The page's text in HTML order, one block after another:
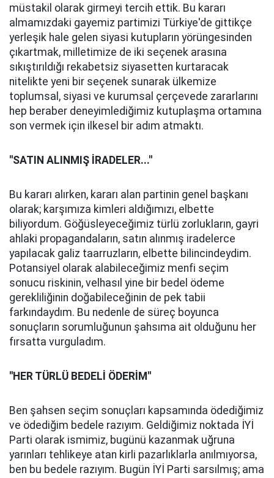
müstakil olarak girmeyi tercih ettik. Bu kararı
almamızdaki gayemiz partimizi Türkiye'de gittikçe
yerleşik hale gelen siyasi kutupların yörüngesinden
çıkartmak, milletimize de iki seçenek arasına
sıkıştırıldığı rekabetsiz siyasetten kurtaracak
nitelikte yeni bir seçenek sunarak ülkemize
toplumsal, siyasi ve kurumsal çerçevede zararlarını
hep beraber deneyimlediğimiz kutuplaşma ortamına
son vermek için ilkesel bir adım atmaktı.
''SATIN ALINMIŞ İRADELER...''
Bu kararı alırken, kararı alan partinin genel başkanı
olarak; karşımıza kimleri aldığımızı, elbette
biliyordum. Göğüsleyeceğimiz türlü zorlukların, gayri
ahlaki propagandaların, satın alınmış iradelerce
yapılacak galiz taarruzların, elbette bilincindeydim.
Potansiyel olarak alabileceğimiz menfi seçim
sonucu riskinin, velhasıl yine bir bedel ödeme
gerekliliğinin doğabileceğinin de pek tabii
farkındaydım. Bu nedenle de süreç boyunca
sonuçların sorumluğunun şahsıma ait olduğunu her
fırsatta vurguladım.
''HER TÜRLÜ BEDELİ ÖDERİM''
Ben şahsen seçim sonuçları kapsamında ödediğimiz
ve ödediğim bedele razıyım. Geldiğimiz noktada İYİ
Parti olarak ismimiz, bugünü kazanmak uğruna
yarınları tehlikeye atan kirli pazarlıklarla anılmıyorsa,
ben bu bedele razıyım. Bugün İYİ Parti sarsılmış; ama